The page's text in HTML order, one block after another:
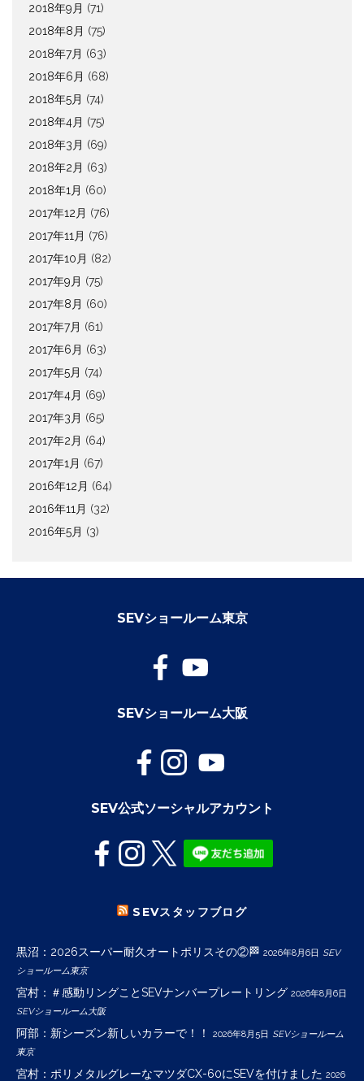
2018年9月 (71)
2018年8月 (75)
2018年7月 (63)
2018年6月 (68)
2018年5月 (74)
2018年4月 (75)
2018年3月 (69)
2018年2月 (63)
2018年1月 (60)
2017年12月 (76)
2017年11月 (76)
2017年10月 (82)
2017年9月 (75)
2017年8月 (60)
2017年7月 (61)
2017年6月 (63)
2017年5月 (74)
2017年4月 (69)
2017年3月 (65)
2017年2月 (64)
2017年1月 (67)
2016年12月 (64)
2016年11月 (32)
2016年5月 (3)
SEVショールーム東京
SEVショールーム大阪
SEV公式ソーシャルアカウント
SEVスタッフブログ
黒沼：2026スーパー耐久オートポリスその②🏁 2026年8月6日 SEV
ショールーム東京
宮村：＃感動リングことSEVナンバープレートリング 2026年8月6日
SEVショールーム大阪
阿部：新シーズン新しいカラーで！！ 2026年8月5日 SEVショールーム
東京
宮村：ポリメタルグレーなマツダCX-60にSEVを付けました 2026